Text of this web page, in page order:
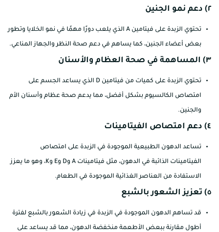
تحتوي الزبدة على فيتامين A الذي يلعب دورًا مهمًا في نمو الخلايا وتطور
بعض أعضاء الجنين، كما يساهم في دعم صحة النظر والجهاز المناعي.
تحتوي الزبدة على كميات من فيتامين D الذي يساعد الجسم على
امتصاص الكالسيوم بشكل أفضل، مما يدعم صحة عظام وأسنان الأم
والجنين.
تساعد الدهون الطبيعية الموجودة في الزبدة على امتصاص
الفيتامينات الذائبة في الدهون، مثل فيتامينات A وD وE وK، وهو ما يعزز
الاستفادة من العناصر الغذائية الموجودة في الطعام.
قد تساهم الدهون الموجودة في الزبدة في زيادة الشعور بالشبع لفترة
أطول مقارنة ببعض الأطعمة منخفضة الدهون، مما قد يساعد على